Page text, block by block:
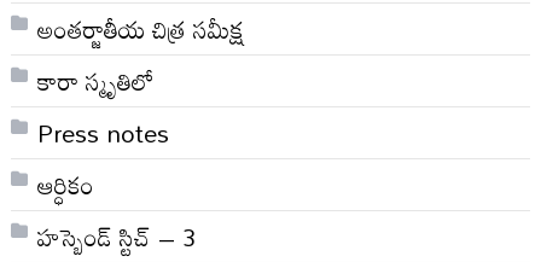
అంతర్జాతీయ చిత్ర సమీక్ష
కారా స్మృతిలో
Press notes
ఆర్ధికం
హస్బెండ్ స్టిచ్ – 3